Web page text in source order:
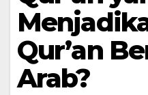
Qur’an
Arab?